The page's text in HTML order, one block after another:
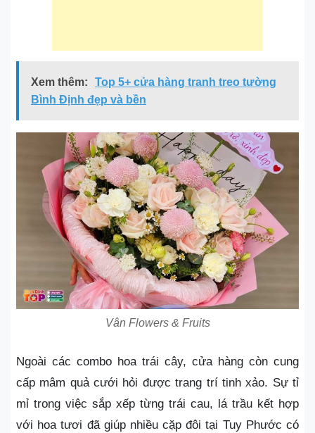
Xem thêm:
Top 5+ cửa hàng tranh treo tường
Bình Định đẹp và bền
Vân Flowers & Fruits
Ngoài các combo hoa trái cây, cửa hàng còn cung
cấp mâm quả cưới hỏi được trang trí tinh xảo. Sự tỉ
mỉ trong việc sắp xếp từng trái cau, lá trầu kết hợp
với hoa tươi đã giúp nhiều cặp đôi tại Tuy Phước có